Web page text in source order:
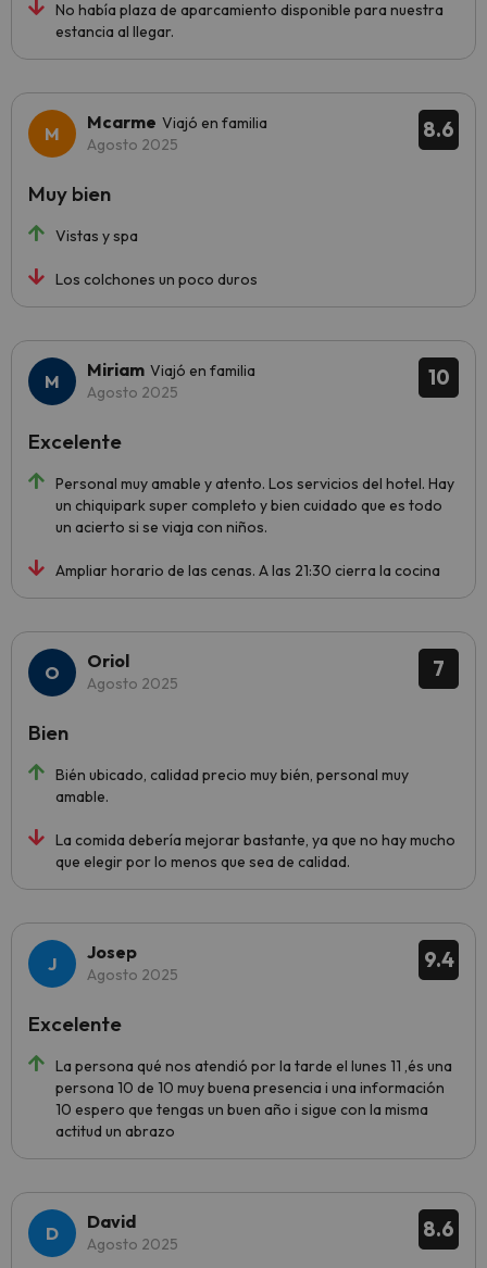
No había plaza de aparcamiento disponible para nuestra
estancia al llegar.
8.6
Mcarme Viajó en familia
Agosto 2025
Vistas y spa
Los colchones un poco duros
Muy bien
10
Miriam Viajó en familia
Agosto 2025
Personal muy amable y atento. Los servicios del hotel. Hay
un chiquipark super completo y bien cuidado que es todo
un acierto si se viaja con niños.
Ampliar horario de las cenas. A las 21:30 cierra la cocina
Excelente
7
Oriol
Agosto 2025
Bién ubicado, calidad precio muy bién, personal muy
amable.
La comida debería mejorar bastante, ya que no hay mucho
que elegir por lo menos que sea de calidad.
Bien
9.4
Josep
Agosto 2025
La persona qué nos atendió por la tarde el lunes 11 ,és una
persona 10 de 10 muy buena presencia i una información
10 espero que tengas un buen año i sigue con la misma
actitud un abrazo
Excelente
8.6
David
Agosto 2025